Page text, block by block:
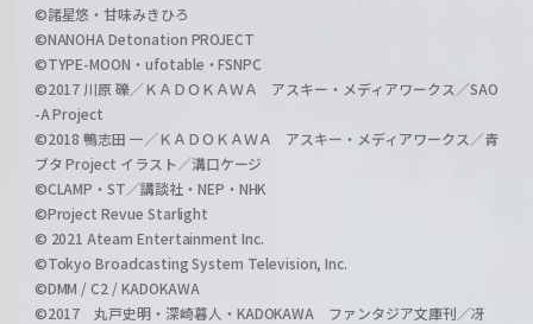
©諸星悠・甘味みきひろ
©NANOHA Detonation PROJECT
©TYPE-MOON・ufotable・FSNPC
©2017 川原 礫／ＫＡＤＯＫＡＷＡ アスキー・メディアワークス／SAO
-A Project
©2018 鴨志田 一／ＫＡＤＯＫＡＷＡ アスキー・メディアワークス／青
ブタ Project イラスト／溝口ケージ
©CLAMP・ST／講談社・NEP・NHK
©Project Revue Starlight
© 2021 Ateam Entertainment Inc.
©Tokyo Broadcasting System Television, Inc.
©DMM / C2 / KADOKAWA
©2017 丸戸史明・深崎暮人・KADOKAWA ファンタジア文庫刊／冴